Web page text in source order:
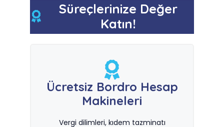
Süreçlerinize Değer
Katın!
Ücretsiz Bordro Hesap
Makineleri
Vergi dilimleri, kıdem tazminatı